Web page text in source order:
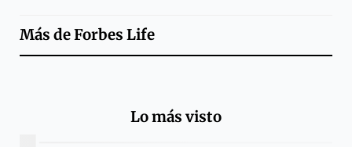
Más deForbes Life
Lo más visto